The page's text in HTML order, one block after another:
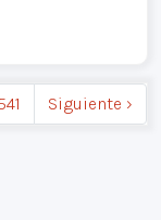
Siguiente ›